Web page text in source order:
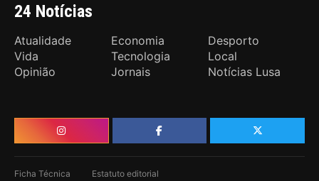
24 Notícias
Atualidade Economia
Desporto
Vida
Tecnologia
Local
Opinião
Jornais Notícias Lusa
Ficha Técnica Estatuto editorial